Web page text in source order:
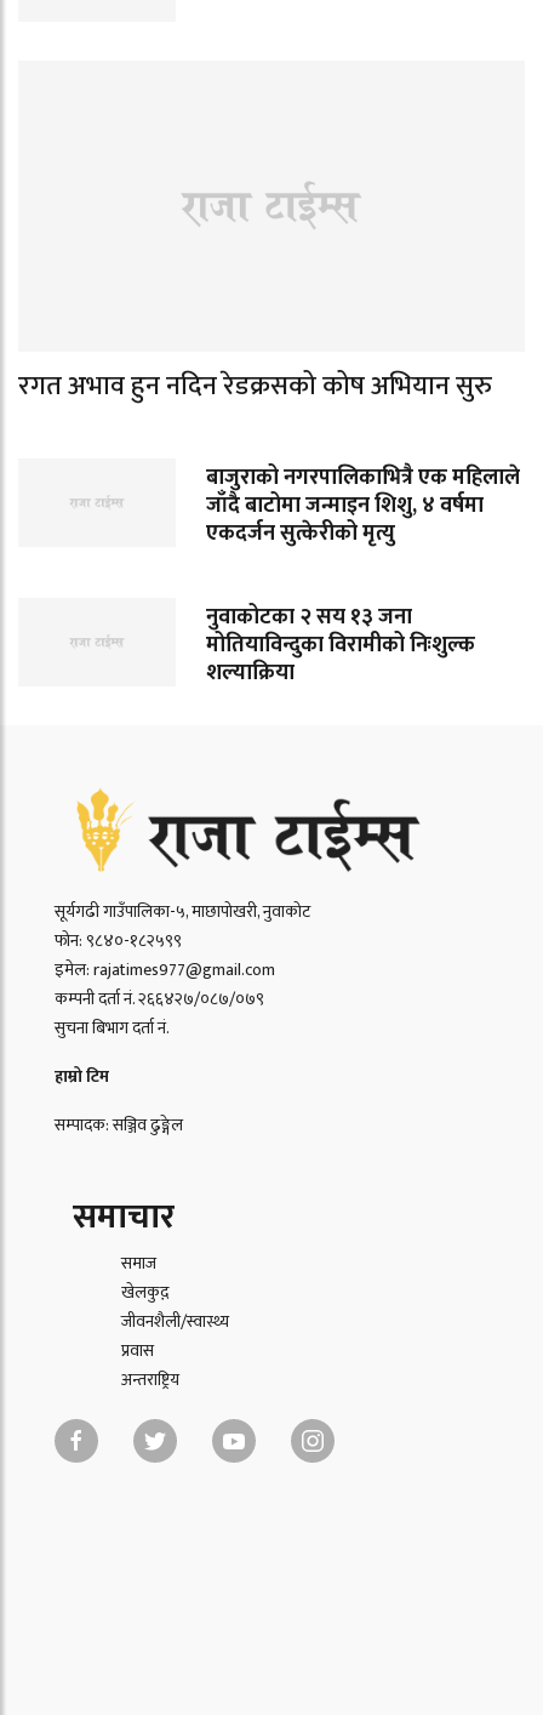
रगत अभाव हुन नदिन रेडक्रसको कोष अभियान सुरु
बाजुराको नगरपालिकाभित्रै एक महिलाले
जाँदै बाटोमा जन्माइन शिशु, ४ वर्षमा
एकदर्जन सुत्केरीको मृत्यु
नुवाकोटका २ सय १३ जना
मोतियाविन्दुका विरामीको निःशुल्क
शल्याक्रिया
सूर्यगढी गाउँपालिका-५, माछापोखरी, नुवाकोट
फोन: ९८४०-१८२५९९
इमेल: rajatimes977@gmail.com
कम्पनी दर्ता नं. २६६४२७/०८७/०७९
सुचना बिभाग दर्ता नं.
हाम्रो टिम
सम्पादक: सञ्जिव ढुङ्गेल
समाचार
समाज
खेलकुद़़
जीवनशैली/स्वास्थ्य
प्रवास
अन्तराष्ट्रिय